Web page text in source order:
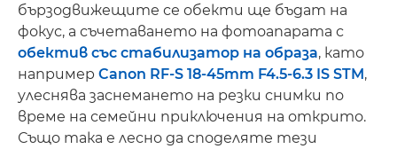
бързодвижещите се обекти ще бъдат на
фокус, а съчетаването на фотоапарата с
обектив със стабилизатор на образа, като
например Canon RF-S 18-45mm F4.5-6.3 IS STM,
улеснява заснемането на резки снимки по
време на семейни приключения на открито.
Също така е лесно да споделяте тези